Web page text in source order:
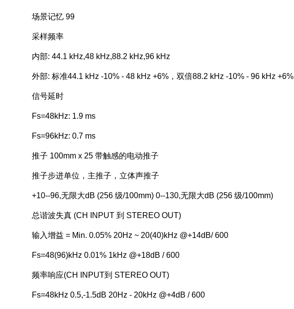
场景记忆 99
采样频率
内部: 44.1 kHz,48 kHz,88.2 kHz,96 kHz
外部: 标准44.1 kHz -10% - 48 kHz +6%，双倍88.2 kHz -10% - 96 kHz +6%
信号延时
Fs=48kHz: 1.9 ms
Fs=96kHz: 0.7 ms
推子 100mm x 25 带触感的电动推子
推子步进单位，主推子，立体声推子
+10--96,无限大dB (256 级/100mm) 0--130,无限大dB (256 级/100mm)
总谐波失真 (CH INPUT 到 STEREO OUT)
输入增益 = Min. 0.05% 20Hz ~ 20(40)kHz @+14dB/ 600
Fs=48(96)kHz 0.01% 1kHz @+18dB / 600
频率响应(CH INPUT到 STEREO OUT)
Fs=48kHz 0.5,-1.5dB 20Hz - 20kHz @+4dB / 600